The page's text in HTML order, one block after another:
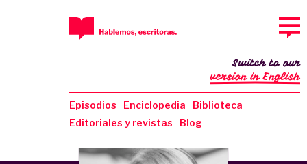
Episodios Enciclopedia
Biblioteca
Editoriales y revistas
Blog
Switch to our
version in English